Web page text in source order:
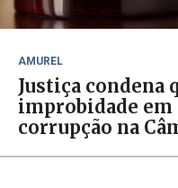
AMUREL
Justiça condena
improbidade em
corrupção na